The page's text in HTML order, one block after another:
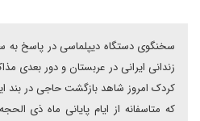
سخنگوی دستگاه دیپلماسی در پاسخ
زندانی ایرانی در عربستان و دور بعدی
کردک امروز شاهد بازگشت حاجی در بند
که متاسفانه از ایام پایانی ماه ذی